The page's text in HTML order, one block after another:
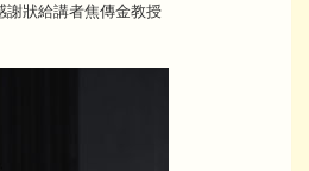
謝狀給講者焦傳金教授